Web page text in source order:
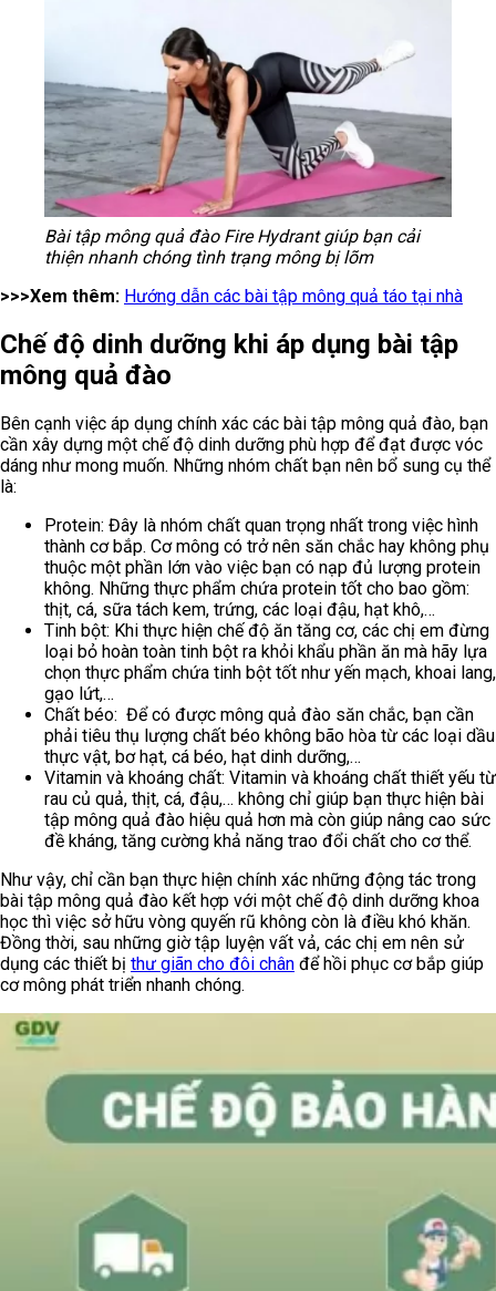
Bài tập mông quả đào Fire Hydrant giúp bạn cải
thiện nhanh chóng tình trạng mông bị lõm
>>>Xem thêm: Hướng dẫn các bài tập mông quả táo tại nhà
Chế độ dinh dưỡng khi áp dụng bài tập
mông quả đào
Bên cạnh việc áp dụng chính xác các bài tập mông quả đào, bạn
cần xây dựng một chế độ dinh dưỡng phù hợp để đạt được vóc
dáng như mong muốn. Những nhóm chất bạn nên bổ sung cụ thể
là:
Protein: Đây là nhóm chất quan trọng nhất trong việc hình
thành cơ bắp. Cơ mông có trở nên săn chắc hay không phụ
thuộc một phần lớn vào việc bạn có nạp đủ lượng protein
không. Những thực phẩm chứa protein tốt cho bao gồm:
thịt, cá, sữa tách kem, trứng, các loại đậu, hạt khô,…
Tinh bột: Khi thực hiện chế độ ăn tăng cơ, các chị em đừng
loại bỏ hoàn toàn tinh bột ra khỏi khẩu phần ăn mà hãy lựa
chọn thực phẩm chứa tinh bột tốt như yến mạch, khoai lang,
gạo lứt,…
Chất béo: Để có được mông quả đào săn chắc, bạn cần
phải tiêu thụ lượng chất béo không bão hòa từ các loại dầu
thực vật, bơ hạt, cá béo, hạt dinh dưỡng,…
Vitamin và khoáng chất: Vitamin và khoáng chất thiết yếu từ
rau củ quả, thịt, cá, đậu,… không chỉ giúp bạn thực hiện bài
tập mông quả đào hiệu quả hơn mà còn giúp nâng cao sức
đề kháng, tăng cường khả năng trao đổi chất cho cơ thể.
Như vậy, chỉ cần bạn thực hiện chính xác những động tác trong
bài tập mông quả đào kết hợp với một chế độ dinh dưỡng khoa
học thì việc sở hữu vòng quyến rũ không còn là điều khó khăn.
Đồng thời, sau những giờ tập luyện vất vả, các chị em nên sử
dụng các thiết bị thư giãn cho đôi chân để hồi phục cơ bắp giúp
cơ mông phát triển nhanh chóng.